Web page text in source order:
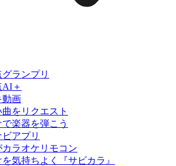
ランプリ
AI＋
動画
をリクエスト
楽器を弾こう
アプリ
カラオケリモコン
気持ちよく『サビカラ』